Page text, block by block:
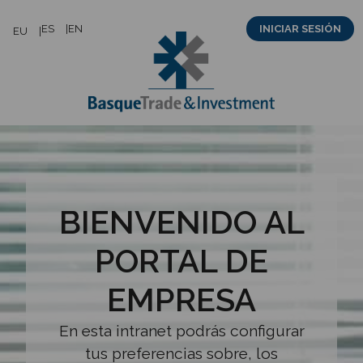
EU ES EN INICIAR SESIÓN
BIENVENIDO AL
PORTAL DE
EMPRESA
En esta intranet podrás configurar
tus preferencias sobre, los